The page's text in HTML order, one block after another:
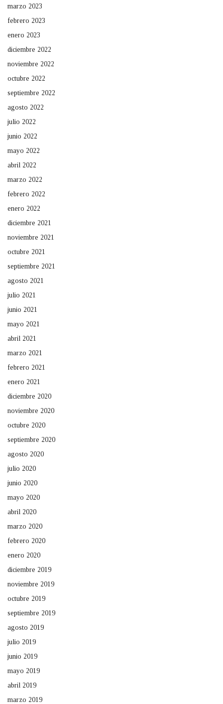
marzo 2023
febrero 2023
enero 2023
diciembre 2022
noviembre 2022
octubre 2022
septiembre 2022
agosto 2022
julio 2022
junio 2022
mayo 2022
abril 2022
marzo 2022
febrero 2022
enero 2022
diciembre 2021
noviembre 2021
octubre 2021
septiembre 2021
agosto 2021
julio 2021
junio 2021
mayo 2021
abril 2021
marzo 2021
febrero 2021
enero 2021
diciembre 2020
noviembre 2020
octubre 2020
septiembre 2020
agosto 2020
julio 2020
junio 2020
mayo 2020
abril 2020
marzo 2020
febrero 2020
enero 2020
diciembre 2019
noviembre 2019
octubre 2019
septiembre 2019
agosto 2019
julio 2019
junio 2019
mayo 2019
abril 2019
marzo 2019